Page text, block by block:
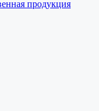
продукция